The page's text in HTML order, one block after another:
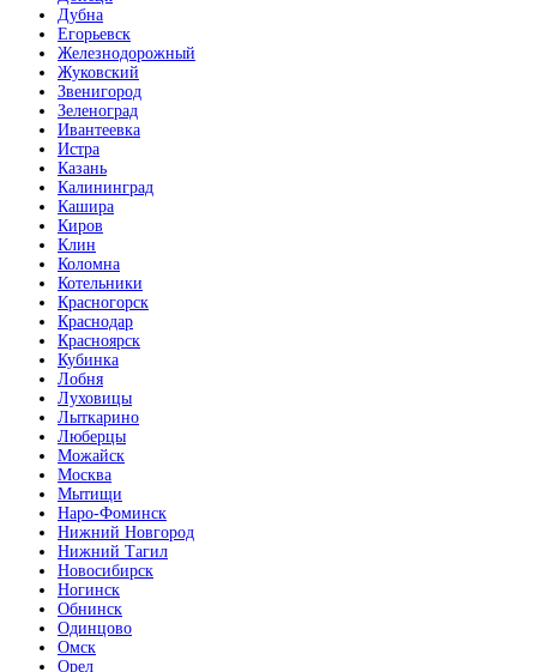
Дубна
Егорьевск
Железнодорожный
Жуковский
Звенигород
Зеленоград
Ивантеевка
Истра
Казань
Калининград
Кашира
Киров
Клин
Коломна
Котельники
Красногорск
Краснодар
Красноярск
Кубинка
Лобня
Луховицы
Лыткарино
Люберцы
Можайск
Москва
Мытищи
Наро-Фоминск
Нижний Новгород
Нижний Тагил
Новосибирск
Ногинск
Обнинск
Одинцово
Омск
Орел